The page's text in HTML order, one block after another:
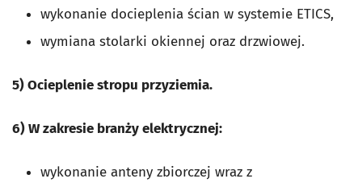
wykonanie docieplenia ścian w systemie ETICS,
wymiana stolarki okiennej oraz drzwiowej.
5) Ocieplenie stropu przyziemia.
6) W zakresie branży elektrycznej:
wykonanie anteny zbiorczej wraz z